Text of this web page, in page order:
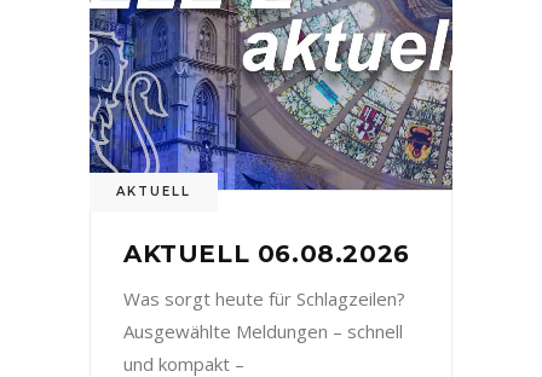
AKTUELL
AKTUELL 06.08.2026
Was sorgt heute für Schlagzeilen?
Ausgewählte Meldungen – schnell
und kompakt –